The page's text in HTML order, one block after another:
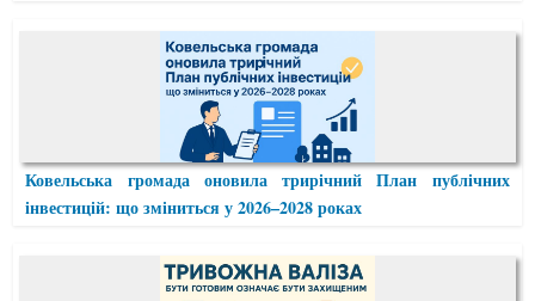
Ковельська громада оновила трирічний План публічних
інвестицій: що зміниться у 2026–2028 роках